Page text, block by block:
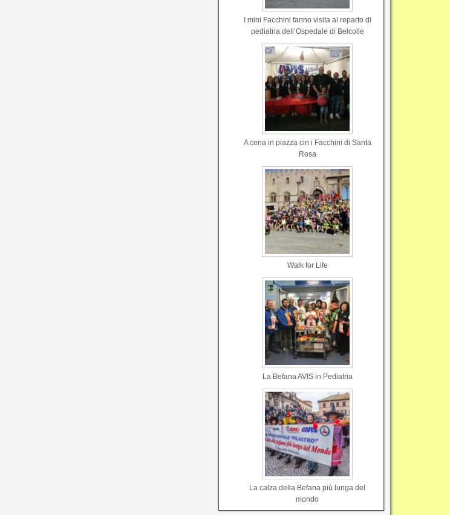
I mini Facchini fanno visita al reparto di
pediatria dell’Ospedale di Belcolle
A cena in piazza cin i Facchini di Santa
Rosa
Walk for Life
La Befana AVIS in Pediatria
La calza della Befana più lunga del
mondo